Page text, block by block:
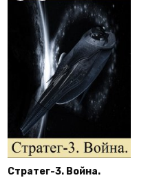
Стратег-3. Война.